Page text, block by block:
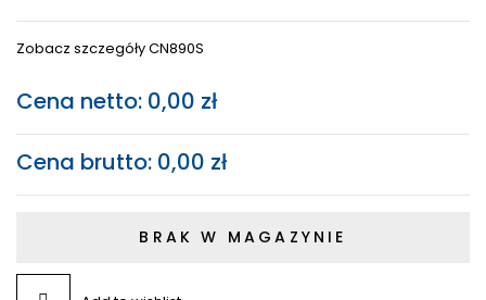
Zobacz szczegóły CN890S
Cena netto: 0,00 zł
Cena brutto: 0,00 zł
BRAK W MAGAZYNIE